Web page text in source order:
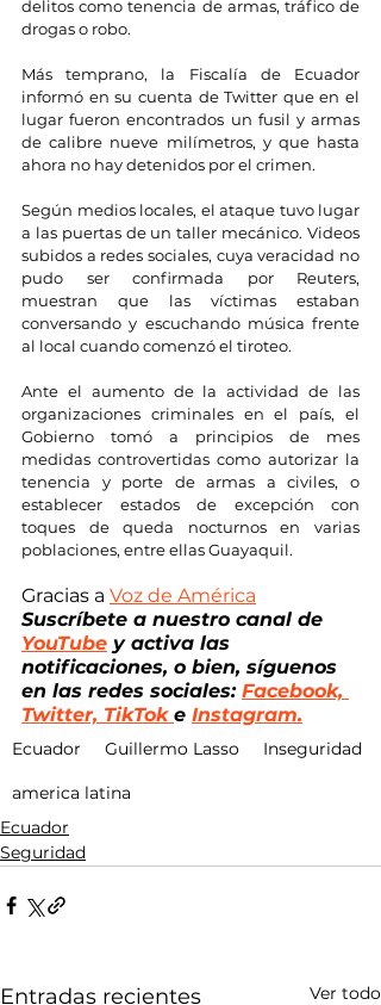
delitos como tenencia de armas, tráfico de
drogas o robo.
Más temprano, la Fiscalía de Ecuador
informó en su cuenta de Twitter que en el
lugar fueron encontrados un fusil y armas
de calibre nueve milímetros, y que hasta
ahora no hay detenidos por el crimen.
Según medios locales, el ataque tuvo lugar
a las puertas de un taller mecánico. Videos
subidos a redes sociales, cuya veracidad no
pudo ser confirmada por Reuters,
muestran que las víctimas estaban
conversando y escuchando música frente
al local cuando comenzó el tiroteo.
Ante el aumento de la actividad de las
organizaciones criminales en el país, el
Gobierno tomó a principios de mes
medidas controvertidas como autorizar la
tenencia y porte de armas a civiles, o
establecer estados de excepción con
toques de queda nocturnos en varias
poblaciones, entre ellas Guayaquil.
Gracias a Voz de América
Suscríbete a nuestro canal de
YouTube y activa las
notificaciones, o bien, síguenos
en las redes sociales: Facebook,
Twitter, TikTok e Instagram.
Ecuador Guillermo Lasso Inseguridad
america latina
Ecuador
Seguridad
Entradas recientes Ver todo